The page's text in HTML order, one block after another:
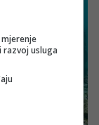
razvoj usluga